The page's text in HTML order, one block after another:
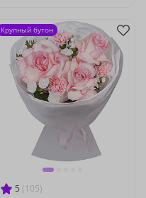
5 (105)
Крупный бутон